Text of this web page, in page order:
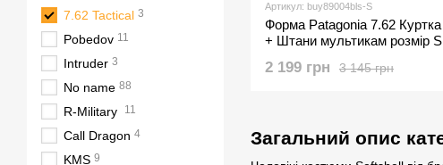
Загальний опис
Артикул: buy89004bls-S
Форма Рatagonia 7.62
+ Штани мультикам розмір S
3 145 грн
2 199 грн
7.62 Tactical 3
Pobedov 11
Іntruder 3
No name 88
R-Military 11
Call Dragon 4
KMS 9